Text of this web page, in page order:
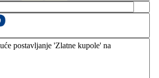
postavljanje 'Zlatne kupole' na